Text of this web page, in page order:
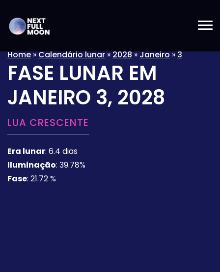
Home»Calendário lunar»2028»Janeiro»3
FASE LUNAR EM
JANEIRO 3, 2028
LUA CRESCENTE
Era lunar: 6.4 dias
Iluminação: 39.78%
Fase: 21.72 %